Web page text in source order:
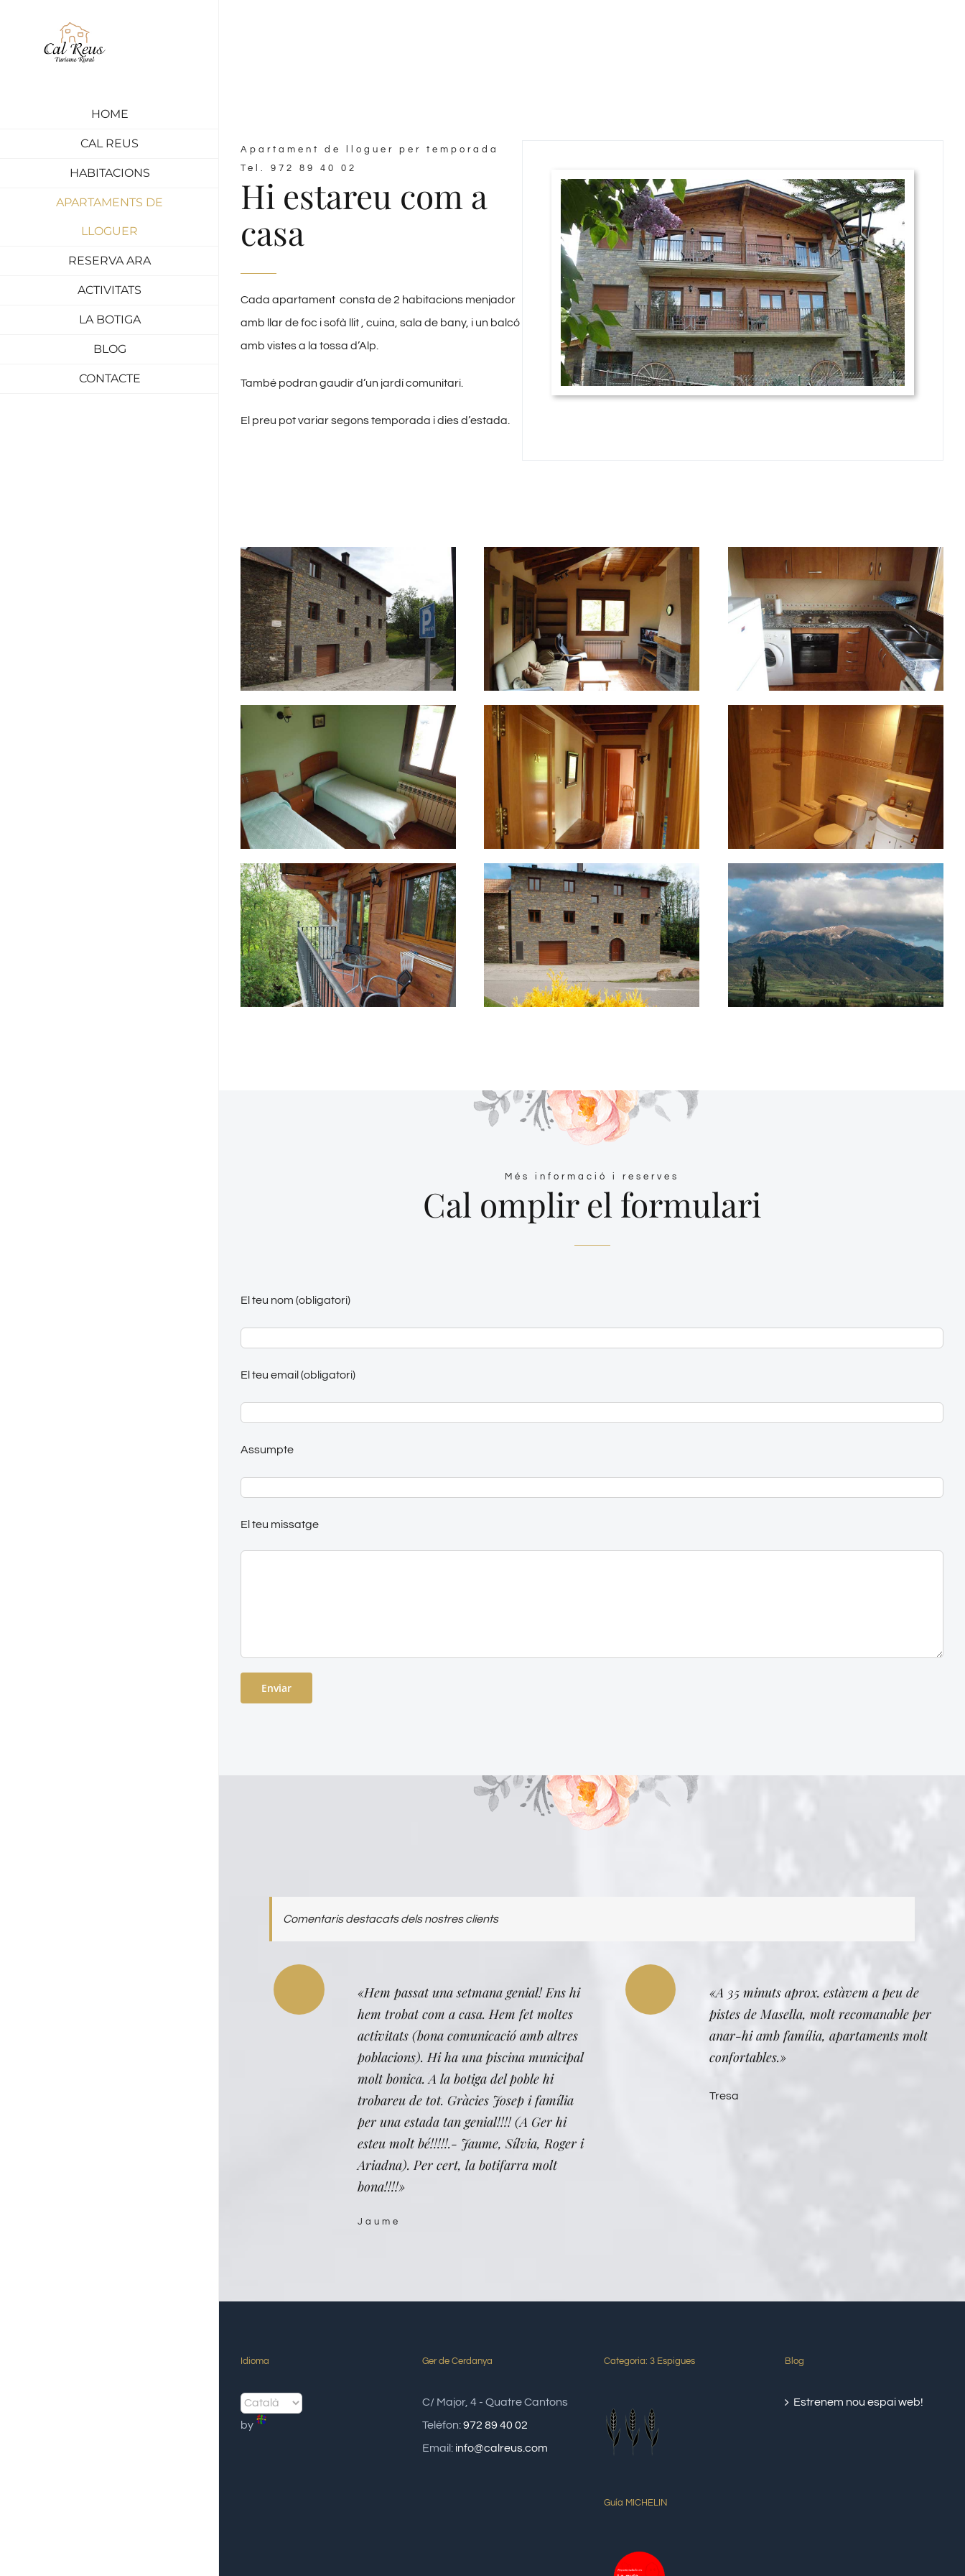
HOME
CAL REUS
HABITACIONS
APARTAMENTS DE
LLOGUER
RESERVA ARA
ACTIVITATS
LA BOTIGA
BLOG
CONTACTE
Apartament de lloguer per temporada
Tel. 972 89 40 02
Hi estareu com a
casa
Cada apartament consta de 2 habitacions menjador
amb llar de foc i sofà llit , cuina, sala de bany, i un balcó
amb vistes a la tossa d’Alp.
També podran gaudir d’un jardí comunitari.
El preu pot variar segons temporada i dies d’estada.
Més informació i reserves
Cal omplir el formulari
El teu nom (obligatori)
El teu email (obligatori)
Assumpte
El teu missatge
Comentaris destacats dels nostres clients
«Hem passat una setmana genial! Ens hi
hem trobat com a casa. Hem fet moltes
activitats (bona comunicació amb altres
poblacions). Hi ha una piscina municipal
molt bonica. A la botiga del poble hi
trobareu de tot. Gràcies Josep i família
per una estada tan genial!!!! (A Ger hi
esteu molt bé!!!!!.- Jaume, Sílvia, Roger i
Ariadna). Per cert, la botifarra molt
bona!!!!»
Jaume
«A 35 minuts aprox. estàvem a peu de
pistes de Masella, molt recomanable per
anar-hi amb família, apartaments molt
confortables.»
Tresa
Idioma
by
Ger de Cerdanya
C/ Major, 4 - Quatre Cantons
Telèfon:972 89 40 02
Email: info@calreus.com
Categoria: 3 Espigues
Guía MICHELIN
Blog
Estrenem nou espai web!